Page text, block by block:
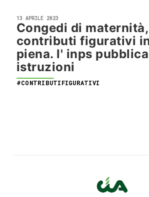
13 APRILE 2023
Congedi di maternità,
contributi figurativi
piena. l' inps
istruzioni
#CONTRIBUTIFIGURATIVI